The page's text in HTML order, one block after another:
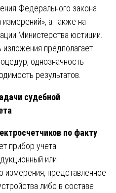
Федерального закона
а также на
Министерства юстиции.
предполагает
однозначность
результатов.
судебной
по факту
прибор учета
или
измерения, представленное
либо в составе